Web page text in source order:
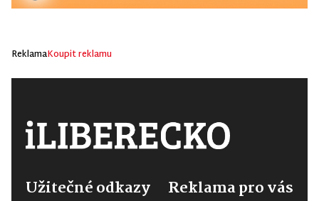
ReklamaKoupit reklamu
Užitečné odkazy Reklama pro vás